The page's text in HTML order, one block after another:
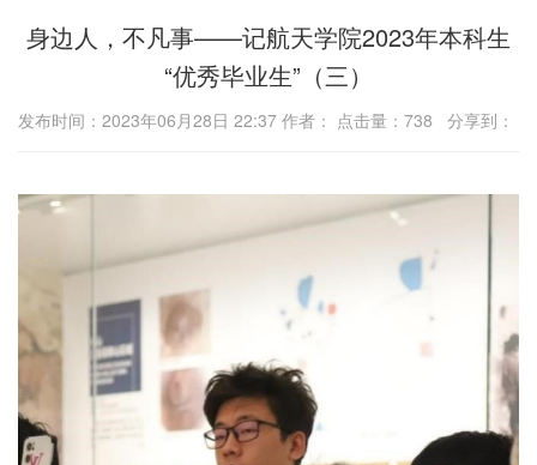
身边人，不凡事——记航天学院2023年本科生
“优秀毕业生”（三）
发布时间：2023年06月28日 22:37 作者： 点击量： 738 分享到：